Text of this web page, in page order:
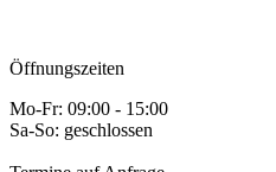
Öffnungszeiten
Mo-Fr: 09:00 - 15:00
Sa-So: geschlossen